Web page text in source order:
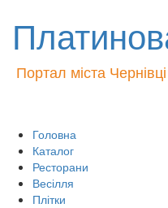
Портал міста
Головна
Каталог
Ресторани
Весілля
Плітки